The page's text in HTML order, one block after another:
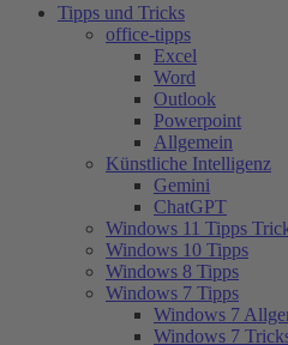
Tipps und Tricks
office-tipps
Excel
Word
Outlook
Powerpoint
Allgemein
Künstliche Intelligenz
Gemini
ChatGPT
Windows 11 Tipps
Windows 10 Tipps
Windows 8 Tipps
Windows 7 Tipps
Windows 7
Windows 7